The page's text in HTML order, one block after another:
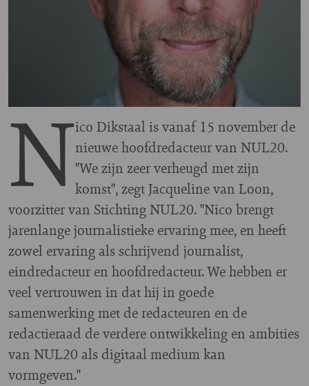
Nico Dikstaal is vanaf 15 november de
nieuwe hoofdredacteur van NUL20.
"We zijn zeer verheugd met zijn
komst", zegt Jacqueline van Loon,
voorzitter van Stichting NUL20. "Nico brengt
jarenlange journalistieke ervaring mee, en heeft
zowel ervaring als schrijvend journalist,
eindredacteur en hoofdredacteur. We hebben er
veel vertrouwen in dat hij in goede
samenwerking met de redacteuren en de
redactieraad de verdere ontwikkeling en ambities
van NUL20 als digitaal medium kan
vormgeven."